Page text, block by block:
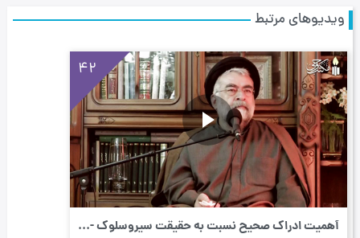
ویدیوهای مرتبط
42
أهمیت ادراك صحیح نسبت به حقیقت سیروسلوك - ...